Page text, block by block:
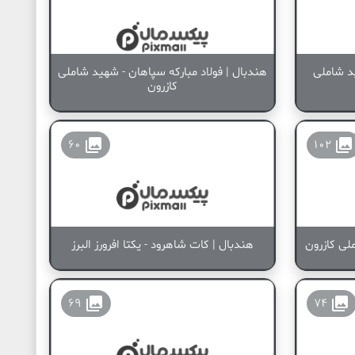
شاملی
هندبال | فولاد مبارکه سپاهان - شهید شاملی
کازرون
کازرون
collections
هندبال | کات شاهرود - یکتا افرورز البرز
collections
collections
collections